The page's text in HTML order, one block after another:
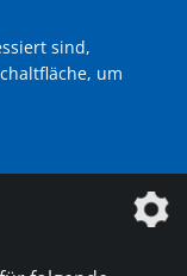
sind,
um
der